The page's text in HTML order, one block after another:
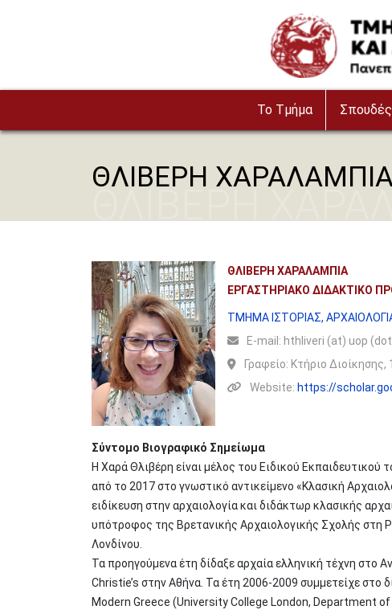
Image
To Τμήμα Σπουδές
ΘΛΙΒΕΡΗ
ΘΛΙΒΕΡΗ ΧΑΡΑΛΑΜΠΙΑ
ΕΡΓΑΣΤΗΡΙΑΚΟ ΔΙΔΑΚΤΙΚΟ
ΤΜΗΜΑ ΙΣΤΟΡΙΑΣ,
Ε-mail: hthliveri (at) uop
Γραφείο: Kτήριο
Website: https://
Σύντομο Βιογραφικό Σημείωμα
Η Χαρά Θλιβέρη είναι μέλος του Ειδικού
από το 2017 στο γνωστικό αντικείμενο «Κλασική
ειδίκευση στην αρχαιολογία και διδάκτωρ κλασικής
υπότροφος της Bρετανικής Αρχαιολογικής Σχολής στη
Λονδίνου.
Τα προηγούμενα έτη δίδαξε αρχαία ελληνική τέχνη
Christie’s στην Αθήνα. Τα έτη 2006-2009 συμμετείχε
Modern Greece (University College London, Department of